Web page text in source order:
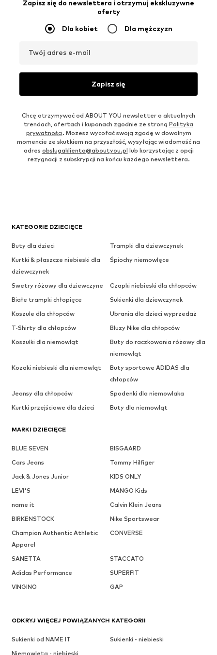
Zapisz się do newslettera i otrzymuj ekskluzywne
oferty
Dla kobiet Dla mężczyzn
Twój adres e-mail
Zapisz się
Chcę otrzymywać od ABOUT YOU newsletter o aktualnych
trendach, ofertach i kuponach zgodnie ze stroną Polityka
prywatności. Możesz wycofać swoją zgodę w dowolnym
momencie ze skutkiem na przyszłość, wysyłając wiadomość na
adres obslugaklienta@aboutyou.pl lub korzystając z opcji
rezygnacji z subskrypcji na końcu każdego newslettera.
KATEGORIE DZIECIĘCE
Buty dla dzieci
Trampki dla dziewczynek
Kurtki & płaszcze niebieski dla
dziewczynek
Śpiochy niemowlęce
Swetry różowy dla dziewczyne
Czapki niebieski dla chłopców
Białe trampki chłopięce
Sukienki dla dziewczynek
Koszule dla chłopców
Ubrania dla dzieci wyprzedaż
T-Shirty dla chłopców
Bluzy Nike dla chłopców
Koszulki dla niemowląt
Buty do raczkowania różowy dla
niemowląt
Kozaki niebieski dla niemowląt
Buty sportowe ADIDAS dla
chłopców
Jeansy dla chłopców
Spodenki dla niemowlaka
Kurtki przejściowe dla dzieci
Buty dla niemowląt
MARKI DZIECIĘCE
BLUE SEVEN
BISGAARD
Cars Jeans
Tommy Hilfiger
Jack & Jones Junior
KIDS ONLY
LEVI'S
MANGO Kids
name it
Calvin Klein Jeans
BIRKENSTOCK
Nike Sportswear
Champion Authentic Athletic
Apparel
CONVERSE
SANETTA
STACCATO
Adidas Performance
SUPERFIT
VINGINO
GAP
ODKRYJ WIĘCEJ POWIĄZANYCH KATEGORII
Sukienki od NAME IT
Sukienki - niebieski
Niemowlęta - niebieski